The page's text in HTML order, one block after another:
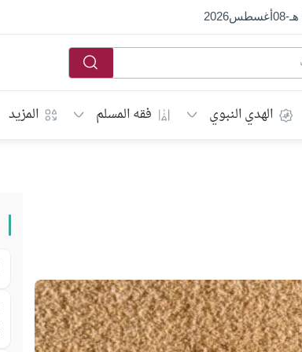
-
08أغسطس2026
الهدي النبوي فقه المسلم المزيد